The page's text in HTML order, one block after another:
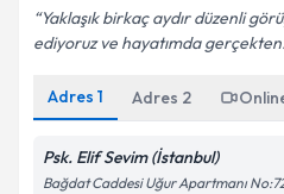
Yaklaşık birkaç aydır düzenli
ediyoruz ve hayatımda
Adres 1 Adres 2
Psk. Elif Sevim (İstanbul)
Bağdat Caddesi Uğur Apartmanı